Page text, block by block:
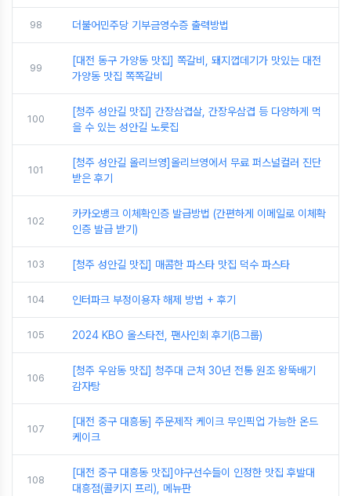
98 더불어민주당 기부금영수증 출력방법
99
[대전 동구 가양동 맛집] 쪽갈비, 돼지껍데기가 맛있는 대전
가양동 맛집 쪽쪽갈비
100
[청주 성안길 맛집] 간장삼겹살, 간장우삼겹 등 다양하게 먹
을 수 있는 성안길 노릇집
101
[청주 성안길 올리브영]올리브영에서 무료 퍼스널컬러 진단
받은 후기
102
카카오뱅크 이체확인증 발급방법 (간편하게 이메일로 이체확
인증 발급 받기)
103 [청주 성안길 맛집] 매콤한 파스타 맛집 덕수 파스타
104 인터파크 부정이용자 해제 방법 + 후기
105 2024 KBO 올스타전, 팬사인회 후기(B그룹)
106
[청주 우암동 맛집] 청주대 근처 30년 전통 원조 왕뚝배기
감자탕
107
[대전 중구 대흥동] 주문제작 케이크 무인픽업 가능한 온드
케이크
108
[대전 중구 대흥동 맛집]야구선수들이 인정한 맛집 후발대
대흥점(콜키지 프리), 메뉴판